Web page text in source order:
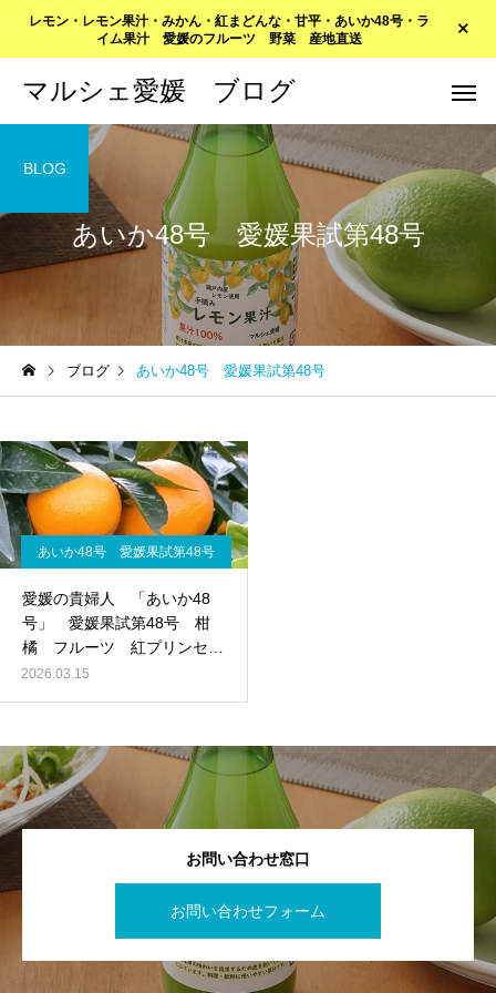
レモン・レモン果汁・みかん・紅まどんな・甘平・あいか48号・ラ
イム果汁 愛媛のフルーツ 野菜 産地直送
マルシェ愛媛 ブログ
あいか48号 愛媛果試第48号
BLOG
ブログ あいか48号 愛媛果試第48号
あいか48号 愛媛果試第48号
愛媛の貴婦人 「あいか48
号」 愛媛果試第48号 柑
橘 フルーツ 紅プリンセス
と同品種
2026.03.15
お問い合わせ窓口
お問い合わせフォーム